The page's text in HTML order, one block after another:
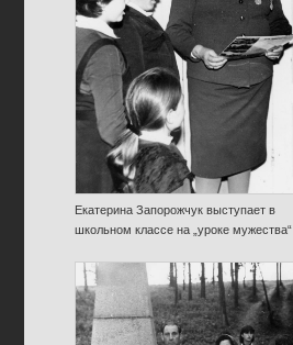
Екатерина Запорожчук выступает в
школьном классе на „уроке мужества“